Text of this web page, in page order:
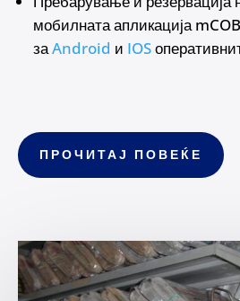
мобилната апликација
заAndroid и IOS
ПРОЧИТАЈ ПОВЕЌЕ